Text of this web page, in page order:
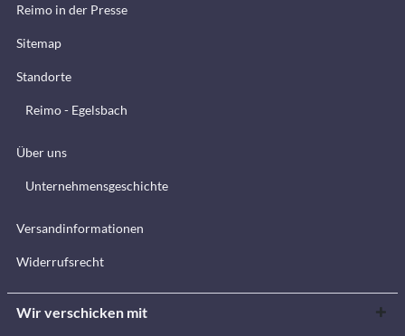
Reimo in der Presse
Sitemap
Standorte
Reimo - Egelsbach
Über uns
Unternehmensgeschichte
Versandinformationen
Widerrufsrecht
Wir verschicken mit